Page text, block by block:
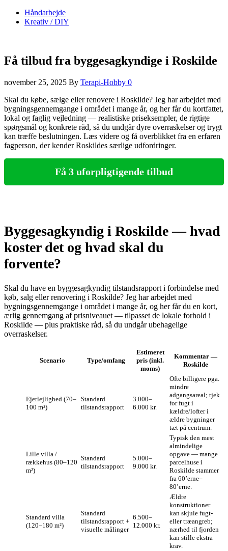
Håndarbejde
Kreativ / DIY
Få tilbud fra byggesagkyndige i Roskilde
november 25, 2025 By Terapi-Hobby 0
Skal du købe, sælge eller renovere i Roskilde? Jeg har arbejdet med
bygningsgennemgange i området i mange år, og her får du kortfattet,
lokal og faglig vejledning — realistiske priseksempler, de rigtige
spørgsmål og konkrete råd, så du undgår dyre overraskelser og trygt
kan træffe beslutningen. Læs videre og få overblikket fra en erfaren
fagperson, der kender Roskildes særlige udfordringer.
Få 3 uforpligtigende tilbud
Byggesagkyndig i Roskilde — hvad
koster det og hvad skal du
forvente?
Skal du have en byggesagkyndig tilstandsrapport i forbindelse med
køb, salg eller renovering i Roskilde? Jeg har arbejdet med
bygningsgennemgange i området i mange år, og her får du en kort,
ærlig gennemgang af prisniveauet — tilpasset de lokale forhold i
Roskilde — plus praktiske råd, så du undgår ubehagelige
overraskelser.
Scenario Type/omfang
Estimeret
pris (inkl.
moms)
Kommentar —
Roskilde
Ejerlejlighed (70–
100 m²)
Standard
tilstandsrapport
3.000–
6.000 kr.
Ofte billigere pga.
mindre
adgangsareal; tjek
for fugt i
kældre/lofter i
ældre bygninger
tæt på centrum.
Lille villa /
rækkehus (80–120
m²)
Standard
tilstandsrapport
5.000–
9.000 kr.
Typisk den mest
almindelige
opgave — mange
parcelhuse i
Roskilde stammer
fra 60’erne–
80’erne.
Standard villa
(120–180 m²)
Standard
tilstandsrapport +
visuelle målinger
6.500–
12.000 kr.
Ældre
konstruktioner
kan skjule fugt-
eller træangreb;
nærhed til fjorden
kan stille ekstra
krav.